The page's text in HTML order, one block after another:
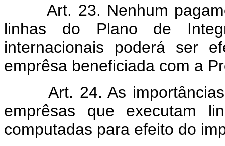
Art. 23. Nenhum
linhas do Plano de
internacionais poderá ser
emprêsa beneficiada com a
Art. 24. As
emprêsas que executam
computadas para efeito do